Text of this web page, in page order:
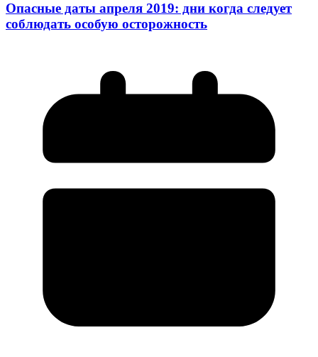
Опасные даты апреля 2019: дни когда следует
соблюдать особую осторожность